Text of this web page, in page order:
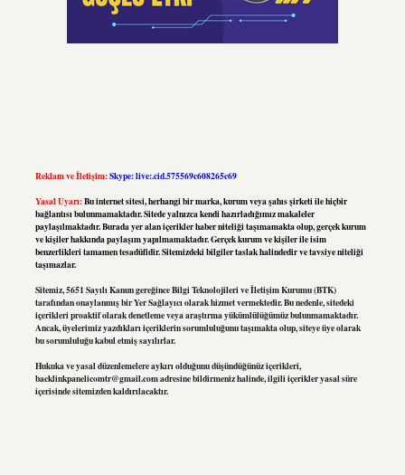
Reklam ve İletişim:Skype: live:.cid.575569c608265c69
Yasal Uyarı:Bu internet sitesi, herhangi bir marka, kurum veya şahıs şirketi ile hiçbir
bağlantısı bulunmamaktadır. Sitede yalnızca kendi hazırladığımız makaleler
paylaşılmaktadır. Burada yer alan içerikler haber niteliği taşımamakta olup, gerçek kurum
ve kişiler hakkında paylaşım yapılmamaktadır. Gerçek kurum ve kişiler ile isim
benzerlikleri tamamen tesadüfidir. Sitemizdeki bilgiler taslak halindedir ve tavsiye niteliği
taşımazlar.
Sitemiz, 5651 Sayılı Kanun gereğince Bilgi Teknolojileri ve İletişim Kurumu (BTK)
tarafından onaylanmış bir Yer Sağlayıcı olarak hizmet vermektedir. Bu nedenle, sitedeki
içerikleri proaktif olarak denetleme veya araştırma yükümlülüğümüz bulunmamaktadır.
Ancak, üyelerimiz yazdıkları içeriklerin sorumluluğunu taşımakta olup, siteye üye olarak
bu sorumluluğu kabul etmiş sayılırlar.
Hukuka ve yasal düzenlemelere aykırı olduğunu düşündüğünüz içerikleri,
backlinkpanelicomtr@gmail.comadresine bildirmeniz halinde, ilgili içerikler yasal süre
içerisinde sitemizden kaldırılacaktır.